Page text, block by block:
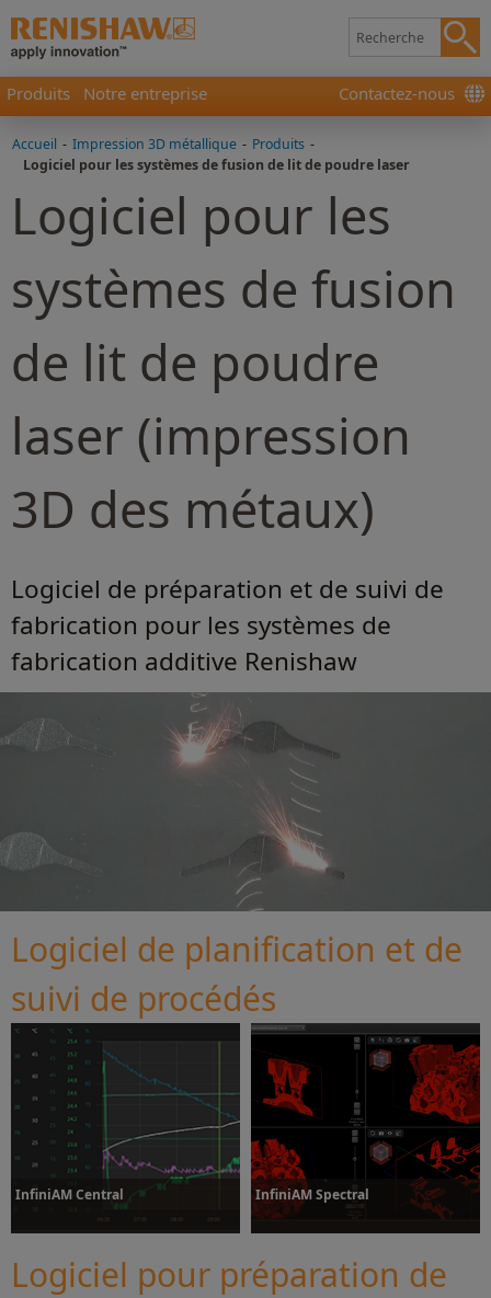
Produits Notre entreprise Contactez-nous
Accueil - Impression 3D métallique - Produits -
Logiciel pour les systèmes de fusion de lit de poudre laser
Logiciel pour les
systèmes de fusion
de lit de poudre
laser (impression
3D des métaux)
Logiciel de préparation et de suivi de
fabrication pour les systèmes de
fabrication additive Renishaw
Logiciel de planification et de
suivi de procédés
InfiniAM Central InfiniAM Spectral
Logiciel pour préparation de